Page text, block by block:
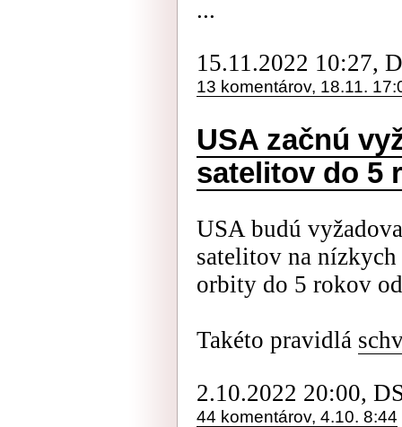
...
15.11.2022 10:27,
13 komentárov, 18.11.
USA začnú
satelitov do 5
USA budú
satelitov na
orbity do 5 rokov
Takéto pravidlá
2.10.2022 20:00,
44 komentárov, 4.10. 8:44